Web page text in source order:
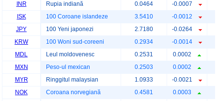
INR
Rupia indiană 0.0464 -0.0007
ISK
100 Coroane islandeze 3.5410 -0.0012
JPY
100 Yeni japonezi 2.7180 -0.0264
KRW
100 Woni sud-coreeni 0.2934 -0.0014
MDL
Leul moldovenesc 0.2531 0.0002
MXN
Peso-ul mexican 0.2503 0.0002
MYR
Ringgitul malaysian 1.0933 -0.0021
NOK
Coroana norvegiană 0.4581 0.0003